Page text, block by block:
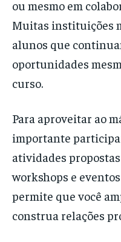
ou mesmo em
Muitas instituições
alunos que
oportunidades
curso.
Para aproveitar ao
importante
atividades
workshops e
permite que você
construa relações